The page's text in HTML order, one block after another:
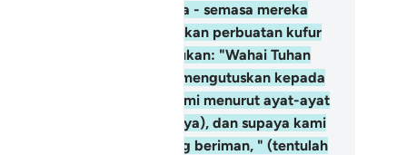
musyrik itu akan berkata - semasa mereka
bala bencana disebabkan perbuatan kufur
maksiat yang mereka lakukan: "Wahai Tuhan
mengapa Engkau tidak mengutuskan kepada
seorang Rasul supaya kami menurut ayat-ayat
(yang dibawanya), dan supaya kami
dari orang-orang yang beriman, " (tentulah